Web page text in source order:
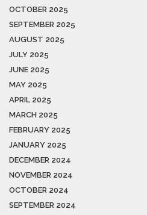
OCTOBER 2025
SEPTEMBER 2025
AUGUST 2025
JULY 2025
JUNE 2025
MAY 2025
APRIL 2025
MARCH 2025
FEBRUARY 2025
JANUARY 2025
DECEMBER 2024
NOVEMBER 2024
OCTOBER 2024
SEPTEMBER 2024